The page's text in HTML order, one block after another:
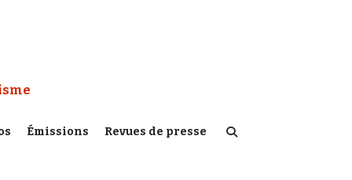
:
Émissions Revues de presse